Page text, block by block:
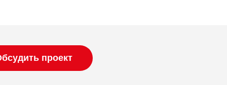
проект